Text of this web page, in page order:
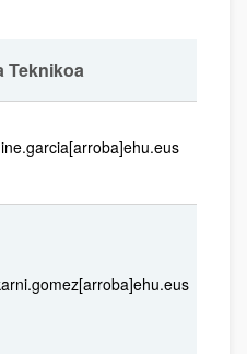
Teknikoa